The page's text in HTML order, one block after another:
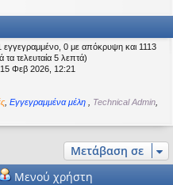
0 με απόκρυψη και 1113
τελευταία 5 λεπτά)
Φεβ 2026, 12:21
Εγγεγραμμένα μέλη Technical Admin
Μετάβαση σε
Μενού χρήστη